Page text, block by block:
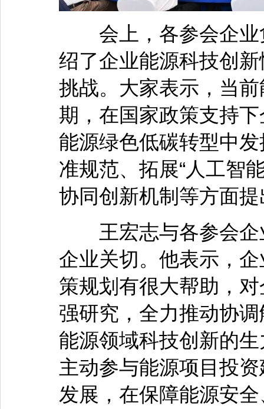
会上，各参会企业
绍了企业能源科技创
挑战。大家表示，当
期，在国家政策支持
能源绿色低碳转型中
准规范、拓展“人工智
协同创新机制等方面
王宏志与各参会企
企业关切。他表示，
策规划有很大帮助，
强研究，全力推动协
能源领域科技创新的
主动参与能源项目投
发展，在保障能源安